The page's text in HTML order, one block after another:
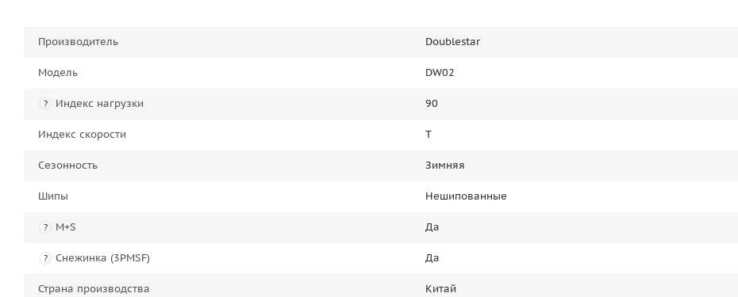
Производитель Doublestar
Модель DW02
? Индекс нагрузки 90
Индекс скорости T
Сезонность Зимняя
Шипы Нешипованные
? M+S Да
? Снежинка (3PMSF) Да
Страна производства Китай